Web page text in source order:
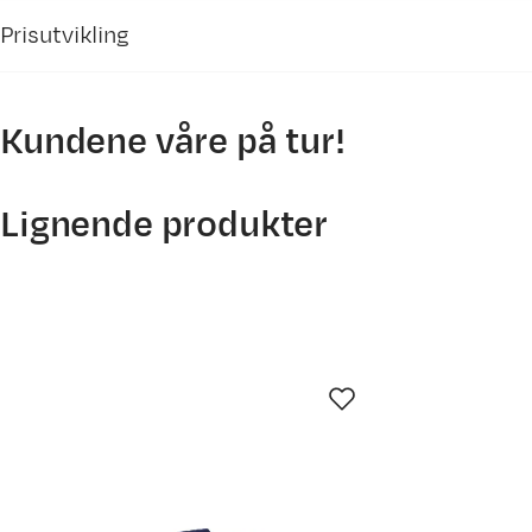
Prisutvikling
1100
1200
Kundene våre på tur!
Lignende produkter